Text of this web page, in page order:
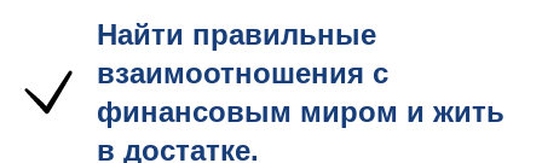
Найти правильные
взаимоотношения с
финансовым миром и жить
в достатке.